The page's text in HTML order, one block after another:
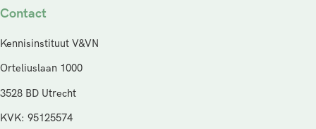
Contact
Kennisinstituut V&VN
Orteliuslaan 1000
3528 BD Utrecht
KVK: 95125574